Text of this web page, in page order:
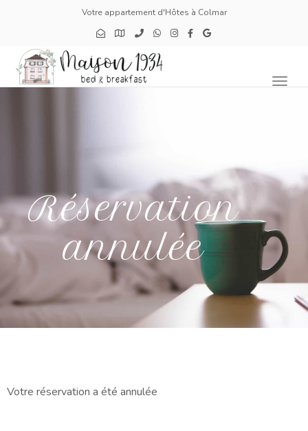
Votre appartement d'Hôtes à Colmar
Réservation
annulée
Votre réservation a été annulée